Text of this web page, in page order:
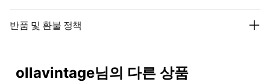
반품 및 환불 정책
ollavintage님의 다른 상품